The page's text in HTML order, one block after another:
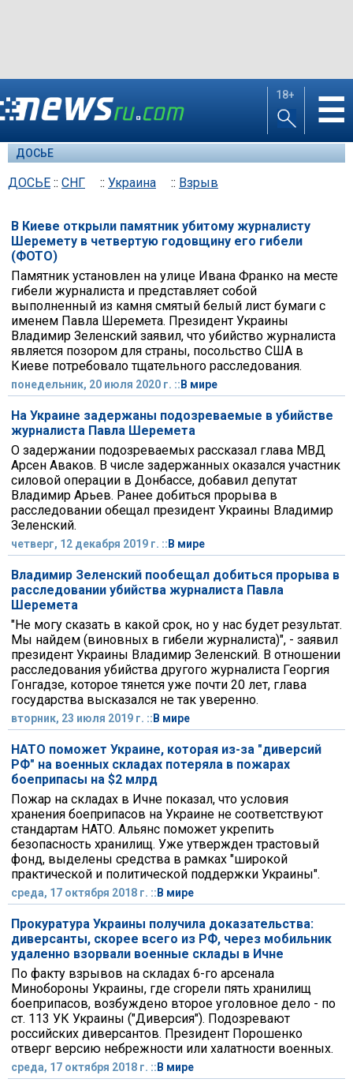
18+ ☰
ДОСЬЕ
ДОСЬЕ :: СНГ :: Украина :: Взрыв
В Киеве открыли памятник убитому журналисту
Шеремету в четвертую годовщину его гибели
(ФОТО)
Памятник установлен на улице Ивана Франко на месте
гибели журналиста и представляет собой
выполненный из камня смятый белый лист бумаги с
именем Павла Шеремета. Президент Украины
Владимир Зеленский заявил, что убийство журналиста
является позором для страны, посольство США в
Киеве потребовало тщательного расследования.
понедельник, 20 июля 2020 г. :: В мире
На Украине задержаны подозреваемые в убийстве
журналиста Павла Шеремета
О задержании подозреваемых рассказал глава МВД
Арсен Аваков. В числе задержанных оказался участник
силовой операции в Донбассе, добавил депутат
Владимир Арьев. Ранее добиться прорыва в
расследовании обещал президент Украины Владимир
Зеленский.
четверг, 12 декабря 2019 г. :: В мире
Владимир Зеленский пообещал добиться прорыва в
расследовании убийства журналиста Павла
Шеремета
"Не могу сказать в какой срок, но у нас будет результат.
Мы найдем (виновных в гибели журналиста)", - заявил
президент Украины Владимир Зеленский. В отношении
расследования убийства другого журналиста Георгия
Гонгадзе, которое тянется уже почти 20 лет, глава
государства высказался не так уверенно.
вторник, 23 июля 2019 г. :: В мире
НАТО поможет Украине, которая из-за "диверсий
РФ" на военных складах потеряла в пожарах
боеприпасы на $2 млрд
Пожар на складах в Ичне показал, что условия
хранения боеприпасов на Украине не соответствуют
стандартам НАТО. Альянс поможет укрепить
безопасность хранилищ. Уже утвержден трастовый
фонд, выделены средства в рамках "широкой
практической и политической поддержки Украины".
среда, 17 октября 2018 г. :: В мире
Прокуратура Украины получила доказательства:
диверсанты, скорее всего из РФ, через мобильник
удаленно взорвали военные склады в Ичне
По факту взрывов на складах 6-го арсенала
Минобороны Украины, где сгорели пять хранилищ
боеприпасов, возбуждено второе уголовное дело - по
ст. 113 УК Украины ("Диверсия"). Подозревают
российских диверсантов. Президент Порошенко
отверг версию небрежности или халатности военных.
среда, 17 октября 2018 г. :: В мире